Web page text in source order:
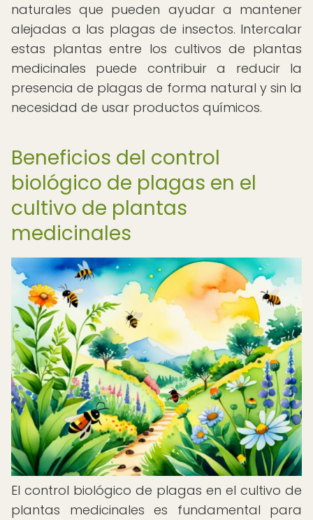
naturales que pueden ayudar a mantener
alejadas a las plagas de insectos. Intercalar
estas plantas entre los cultivos de plantas
medicinales puede contribuir a reducir la
presencia de plagas de forma natural y sin la
necesidad de usar productos químicos.
Beneficios del control
biológico de plagas en el
cultivo de plantas
medicinales
El control biológico de plagas en el cultivo de
plantas medicinales es fundamental para